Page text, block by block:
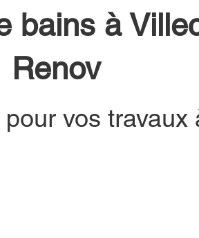
bains à
Renov
vos travaux